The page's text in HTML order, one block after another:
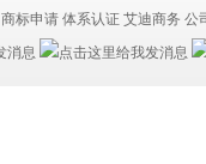
商标申请 体系认证 艾迪商务 公